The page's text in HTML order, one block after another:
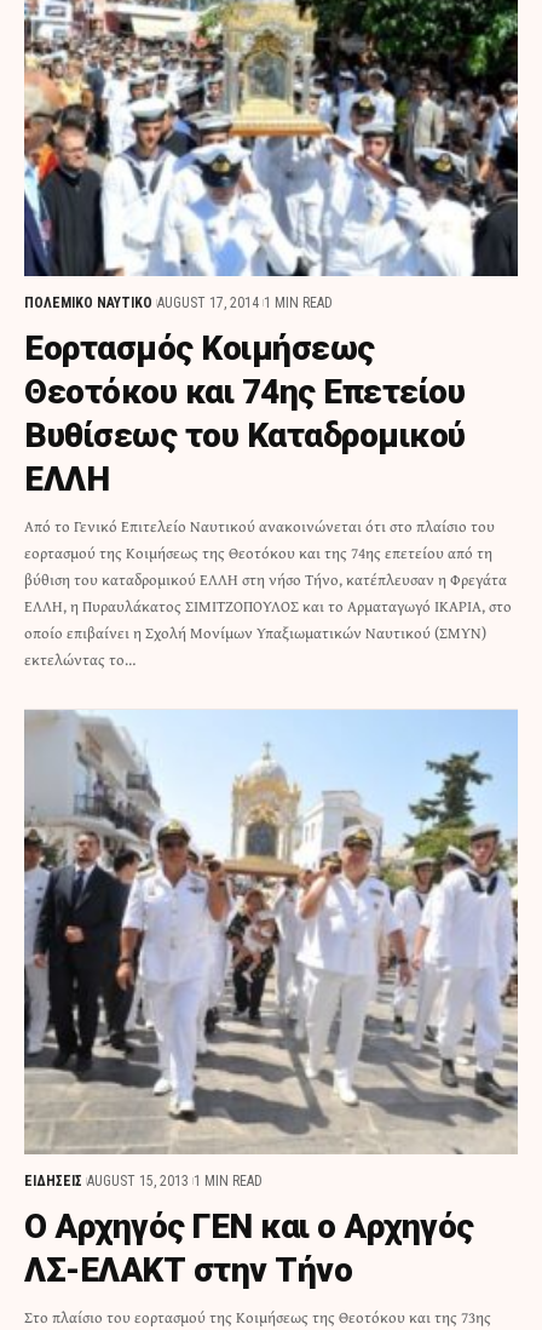
ΠΟΛΕΜΙΚΟ ΝΑΥΤΙΚΟ AUGUST 17, 2014 1 MIN READ
Εορτασμός Κοιμήσεως
Θεοτόκου και 74ης Επετείου
Βυθίσεως του Καταδρομικού
ΕΛΛΗ
Από το Γενικό Επιτελείο Ναυτικού ανακοινώνεται ότι στο πλαίσιο του
εορτασμού της Κοιμήσεως της Θεοτόκου και της 74ης επετείου από τη
βύθιση του καταδρομικού ΕΛΛΗ στη νήσο Τήνο, κατέπλευσαν η Φρεγάτα
ΕΛΛΗ, η Πυραυλάκατος ΣΙΜΙΤΖΟΠΟΥΛΟΣ και το Αρματαγωγό ΙΚΑΡΙΑ, στο
οποίο επιβαίνει η Σχολή Μονίμων Υπαξιωματικών Ναυτικού (ΣΜΥΝ)
εκτελώντας το…
ΕΙΔΗΣΕΙΣ AUGUST 15, 2013 1 MIN READ
O Αρχηγός ΓΕΝ και ο Αρχηγός
ΛΣ-ΕΛΑΚΤ στην Τήνο
Στο πλαίσιο του εορτασμού της Κοιμήσεως της Θεοτόκου και της 73ης